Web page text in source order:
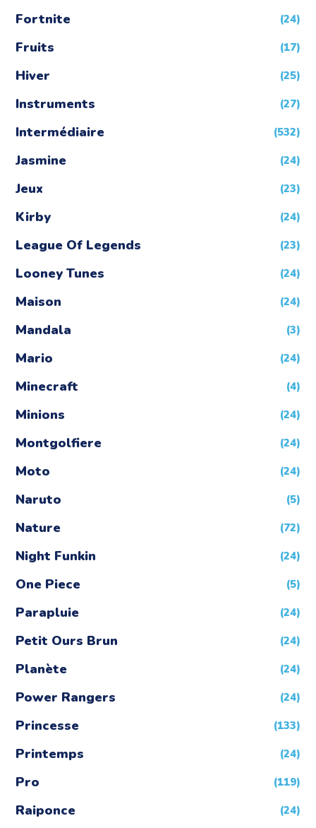
Fortnite (24)
Fruits (17)
Hiver (25)
Instruments (27)
Intermédiaire (532)
Jasmine (24)
Jeux (23)
Kirby (24)
League Of Legends (23)
Looney Tunes (24)
Maison (24)
Mandala (3)
Mario (24)
Minecraft (4)
Minions (24)
Montgolfiere (24)
Moto (24)
Naruto (5)
Nature (72)
Night Funkin (24)
One Piece (5)
Parapluie (24)
Petit Ours Brun (24)
Planète (24)
Power Rangers (24)
Princesse (133)
Printemps (24)
Pro (119)
Raiponce (24)